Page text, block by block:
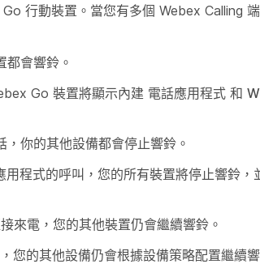
行動裝置。當您有多個 Webex Calling
都會響鈴。
Go 裝置將顯示內建 電話應用程式 和
你的其他設備都會停止響鈴。
用程式的呼叫，您的所有裝置將停止響鈴，
來電，您的其他裝置仍會繼續響鈴。
您的其他設備仍會根據設備策略配置繼續